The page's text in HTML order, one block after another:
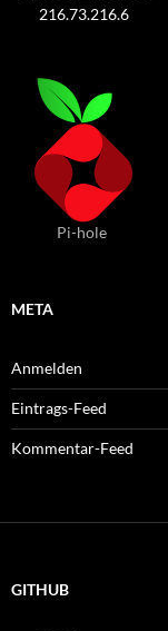
216.73.216.6
Pi-hole
META
Anmelden
Eintrags-Feed
Kommentar-Feed
GITHUB